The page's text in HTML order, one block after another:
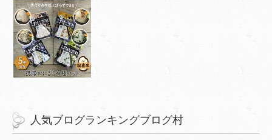
人気ブログランキングブログ村